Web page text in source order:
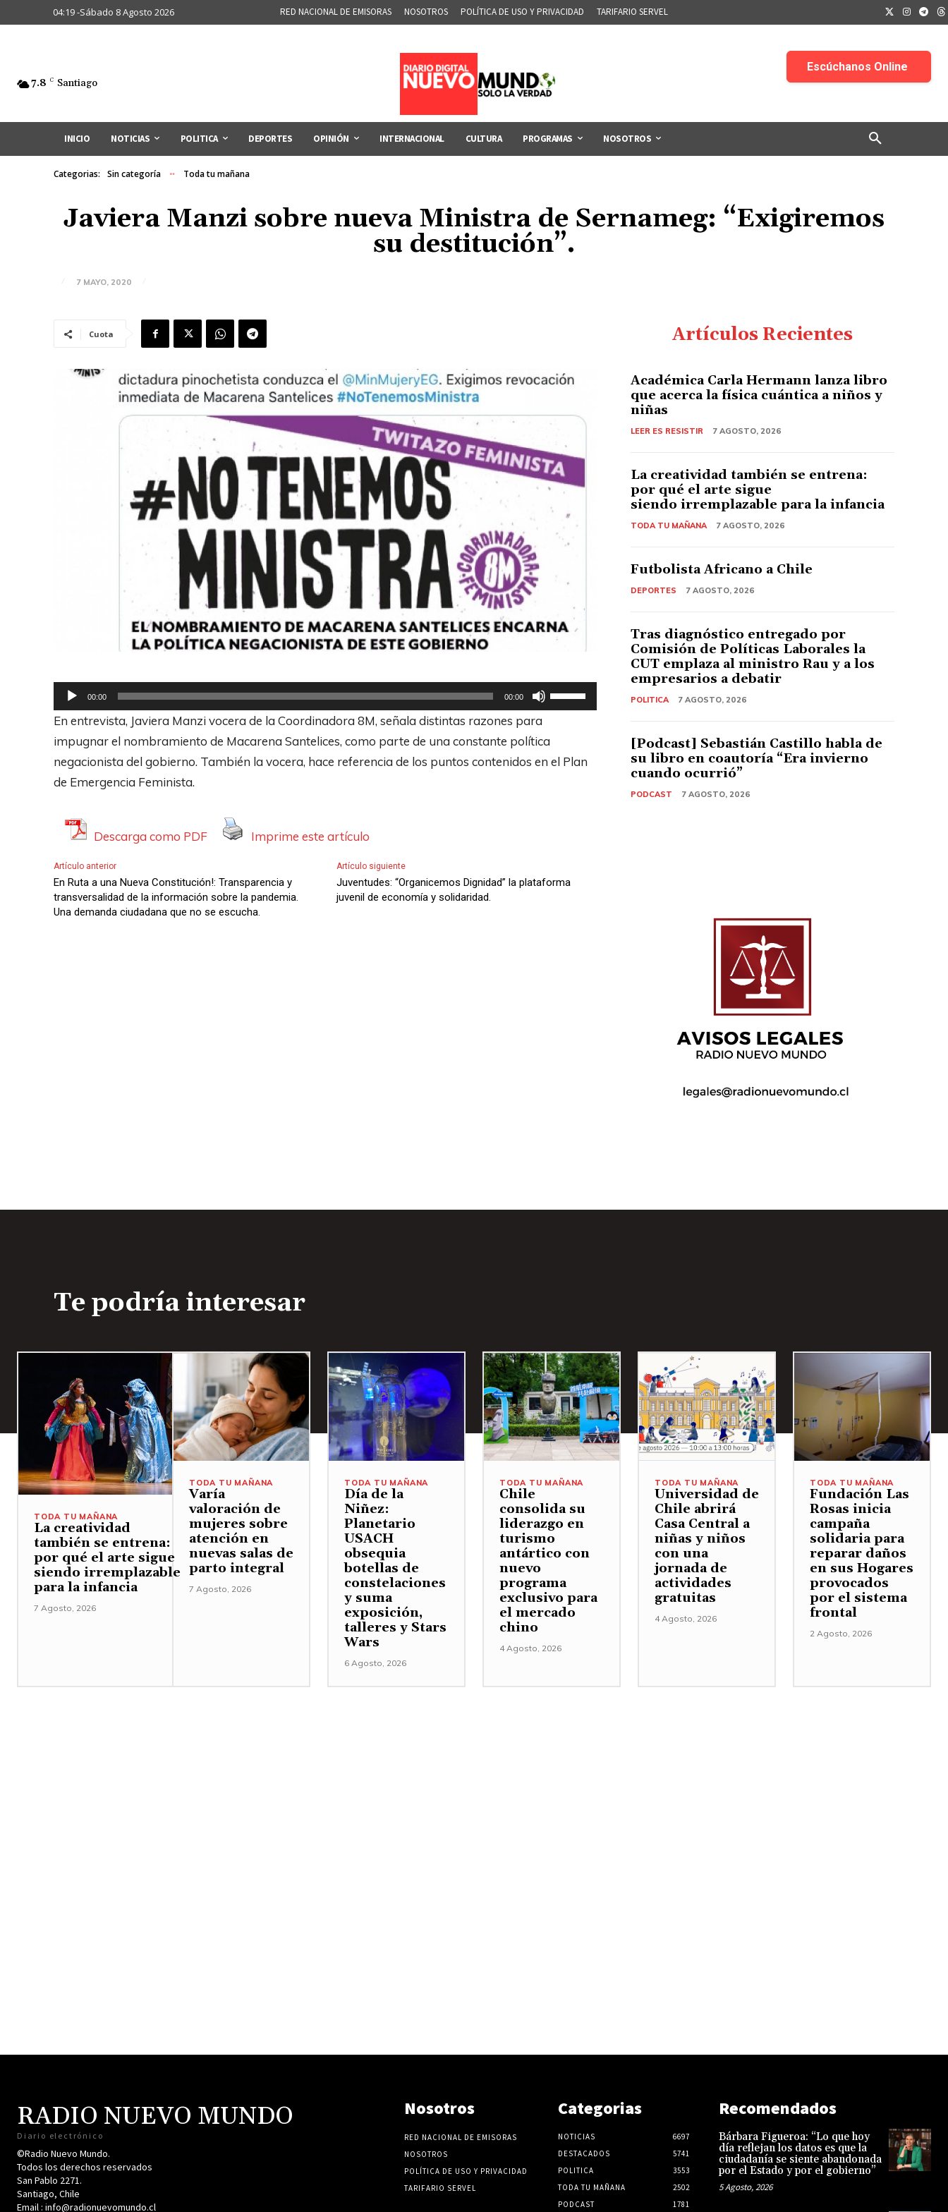
04:19 -Sábado 8 Agosto 2026 RED NACIONAL DE EMISORAS NOSOTROS POLÍTICA DE USO Y PRIVACIDAD TARIFARIO SERVEL
7.8 C Santiago
INICIO NOTICIAS POLITICA DEPORTES OPINIÓN INTERNACIONAL CULTURA PROGRAMAS NOSOTROS
Categorias: Sin categoría Toda tu mañana
Javiera Manzi sobre nueva Ministra de Sernameg: “Exigiremos
su destitución”.
7 MAYO, 2020
Cuota
e
o
r
d
00:00 00:00
U
t
b
a
j
o
p
r
a
a
u
e
n
a
En entrevista, Javiera Manzi vocera de la Coordinadora 8M, señala distintas razones para
impugnar el nombramiento de Macarena Santelices, como parte de una constante política
negacionista del gobierno. También la vocera, hace referencia de los puntos contenidos en el Plan
de Emergencia Feminista.
Descarga como PDF Imprime este artículo
Artículo anterior
En Ruta a una Nueva Constitución!: Transparencia y
transversalidad de la información sobre la pandemia.
Una demanda ciudadana que no se escucha.
Artículo siguiente
Juventudes: “Organicemos Dignidad” la plataforma
juvenil de economía y solidaridad.
Artículos Recientes
Académica Carla Hermann lanza libro
que acerca la física cuántica a niños y
niñas
LEER ES RESISTIR 7 AGOSTO, 2026
La creatividad también se entrena:
por qué el arte sigue
siendo irremplazable para la infancia
TODA TU MAÑANA 7 AGOSTO, 2026
Futbolista Africano a Chile
DEPORTES 7 AGOSTO, 2026
Tras diagnóstico entregado por
Comisión de Políticas Laborales la
CUT emplaza al ministro Rau y a los
empresarios a debatir
POLITICA 7 AGOSTO, 2026
[Podcast] Sebastián Castillo habla de
su libro en coautoría “Era invierno
cuando ocurrió”
PODCAST 7 AGOSTO, 2026
Te podría interesar
TODA TU MAÑANA
La creatividad
también se entrena:
por qué el arte sigue
siendo irremplazable
para la infancia
7 Agosto, 2026
TODA TU MAÑANA
Varía
valoración de
mujeres sobre
atención en
nuevas salas de
parto integral
7 Agosto, 2026
TODA TU MAÑANA
Día de la
Niñez:
Planetario
USACH
obsequia
botellas de
constelaciones
y suma
exposición,
talleres y Stars
Wars
6 Agosto, 2026
TODA TU MAÑANA
Chile
consolida su
liderazgo en
turismo
antártico con
nuevo
programa
exclusivo para
el mercado
chino
4 Agosto, 2026
TODA TU MAÑANA
Universidad de
Chile abrirá
Casa Central a
niñas y niños
con una
jornada de
actividades
gratuitas
4 Agosto, 2026
TODA TU MAÑANA
Fundación Las
Rosas inicia
campaña
solidaria para
reparar daños
en sus Hogares
provocados
por el sistema
frontal
2 Agosto, 2026
RADIO NUEVO MUNDO
Diario electrónico
©Radio Nuevo Mundo.
Todos los derechos reservados
San Pablo 2271.
Santiago, Chile
Email : info@radionuevomundo.cl
Nosotros
RED NACIONAL DE EMISORAS
NOSOTROS
POLÍTICA DE USO Y PRIVACIDAD
TARIFARIO SERVEL
Categorias
NOTICIAS
6697
DESTACADOS
5741
POLITICA
3553
TODA TU MAÑANA
2502
PODCAST
1781
Recomendados
Bárbara Figueroa: “Lo que hoy
día reflejan los datos es que la
ciudadanía se siente abandonada
por el Estado y por el gobierno”
5 Agosto, 2026